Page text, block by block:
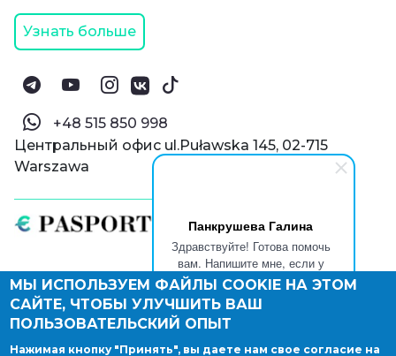
Панкрушева Галина
Здравствуйте! Готова помочь
вам. Напишите мне, если у
вас появятся вопросы.
© Паспорт Онлайн 2019—2026
Политика конфиденциальности
Оферта и конфиденциальность:РФ
Узнать больше
‪+48 515 850 998‬
Центральный офис ul.Puławska 145, 02-715
Warszawa
МЫ ИСПОЛЬЗУЕМ ФАЙЛЫ COOKIE НА ЭТОМ
САЙТЕ, ЧТОБЫ УЛУЧШИТЬ ВАШ
ПОЛЬЗОВАТЕЛЬСКИЙ ОПЫТ
Нажимая кнопку "Принять", вы даете нам свое согласие на